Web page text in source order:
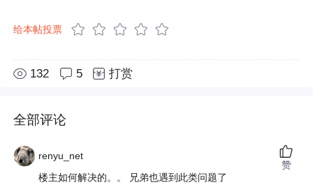
给本帖投票
132 5 打赏
全部评论
renyu_net
楼主如何解决的。。 兄弟也遇到此类问题了
赞